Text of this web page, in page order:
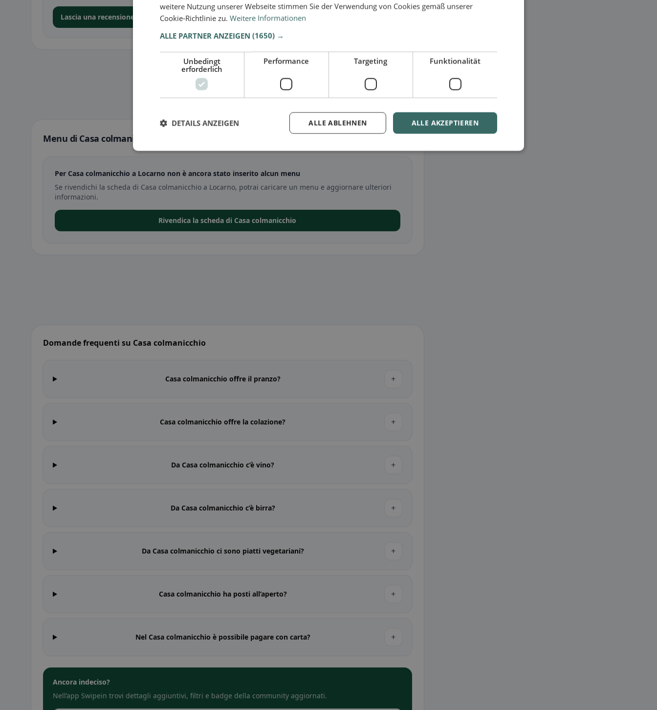
Lascia una recensione nell’app
Menu di Casa colmanicchio a Locarno
Per Casa colmanicchio a Locarno non è ancora stato inserito alcun menu
Se rivendichi la scheda di Casa colmanicchio a Locarno, potrai caricare un menu e aggiornare ulteriori
informazioni.
Rivendica la scheda di Casa colmanicchio
Domande frequenti su Casa colmanicchio
Casa colmanicchio offre il pranzo? +
Casa colmanicchio offre la colazione? +
Da Casa colmanicchio c’è vino? +
Da Casa colmanicchio c’è birra? +
Da Casa colmanicchio ci sono piatti vegetariani? +
Casa colmanicchio ha posti all’aperto? +
Nel Casa colmanicchio è possibile pagare con carta? +
Ancora indeciso?
Nell’app Swipein trovi dettagli aggiuntivi, filtri e badge della community aggiornati.
weitere Nutzung unserer Webseite stimmen Sie der Verwendung von Cookies gemäß unserer
Cookie-Richtlinie zu. Weitere Informationen
ALLE PARTNER ANZEIGEN (1650) →
Unbedingt
erforderlich
Performance Targeting Funktionalität
ALLE AKZEPTIEREN
ALLE ABLEHNEN
DETAILS ANZEIGEN